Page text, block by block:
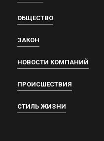
ОБЩЕСТВО
ЗАКОН
НОВОСТИ КОМПАНИЙ
ПРОИСШЕСТВИЯ
СТИЛЬ ЖИЗНИ